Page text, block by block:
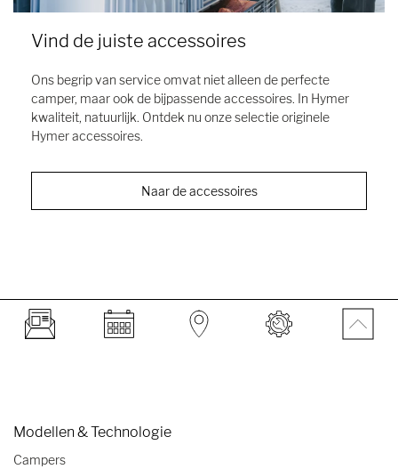
Vind de juiste accessoires
Ons begrip van service omvat niet alleen de perfecte
camper, maar ook de bijpassende accessoires. In Hymer
kwaliteit, natuurlijk. Ontdek nu onze selectie originele
Hymer accessoires.
Naar de accessoires
Modellen & Technologie
Campers